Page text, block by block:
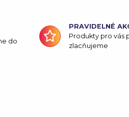
do
PRAVIDELNÉ
Produkty pro vás
zlacňujeme